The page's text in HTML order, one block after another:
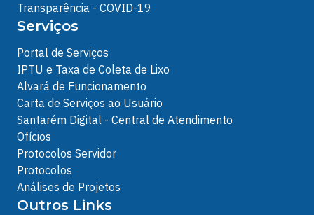
Transparência - COVID-19
Serviços
Portal de Serviços
IPTU e Taxa de Coleta de Lixo
Alvará de Funcionamento
Carta de Serviços ao Usuário
Santarém Digital - Central de Atendimento
Ofícios
Protocolos Servidor
Protocolos
Análises de Projetos
Outros Links